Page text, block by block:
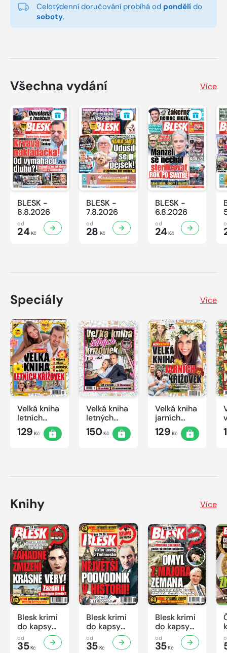
Celotýdenní doručování probíhá od pondělí do
soboty.
Všechna vydání Více
BLESK -
8.8.2026
od
24Kč
BLESK -
7.8.2026
od
28 Kč
BLESK -
6.8.2026
od
24Kč
Speciály Více
Velká kniha
letních
křížovek
2026
129 Kč
Velká kniha
letných
krížoviek s
TV JOJ
150Kč
Velká kniha
jarních
křížovek
2026
129 Kč
Knihy Více
Blesk krimi
do kapsy
č.7/2026
od
35Kč
Blesk krimi
do kapsy
č.6/2026
od
35Kč
Blesk krimi
do kapsy
č.5/2026
od
35Kč